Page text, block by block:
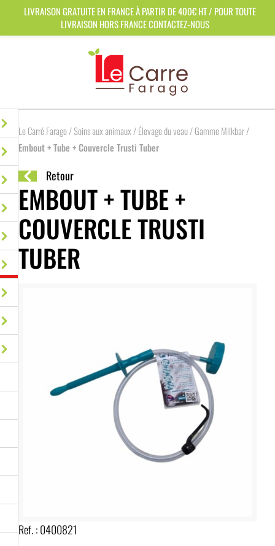
Le Carré Farago/Soins aux animaux /Élevage du veau/Gamme Milkbar/
Embout + Tube + Couvercle Trusti Tuber
Retour
EMBOUT + TUBE +
COUVERCLE TRUSTI
TUBER
Ref. :0400821
LIVRAISON GRATUITE EN FRANCE À PARTIR DE 400€ HT / POUR TOUTE
LIVRAISON HORS FRANCE CONTACTEZ-NOUS
Panneau de gestion des cookies